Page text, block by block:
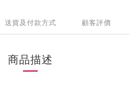
送貨及付款方式 顧客評價
商品描述